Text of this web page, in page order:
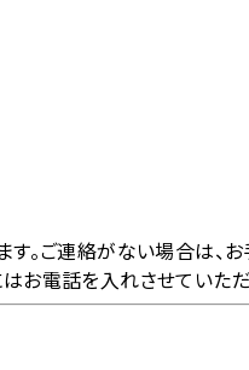
。ご連絡がない場合は、
お電話を入れさせていただ